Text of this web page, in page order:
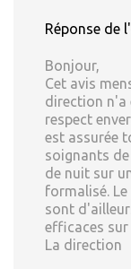
Réponse de
Bonjour,
Cet avis
direction n'a
respect
est assurée
soignants
de nuit sur
formalisé.
sont
efficaces
La direction